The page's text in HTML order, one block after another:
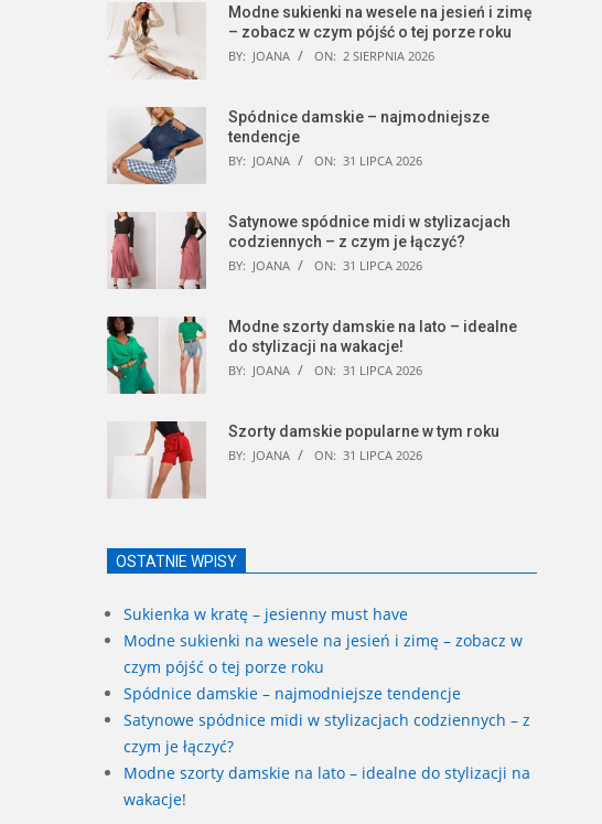
Modne sukienki na wesele na jesień i zimę
– zobacz w czym pójść o tej porze roku
BY: JOANA ON: 2 SIERPNIA 2026
Spódnice damskie – najmodniejsze
tendencje
BY: JOANA ON: 31 LIPCA 2026
Satynowe spódnice midi w stylizacjach
codziennych – z czym je łączyć?
BY: JOANA ON: 31 LIPCA 2026
Modne szorty damskie na lato – idealne
do stylizacji na wakacje!
BY: JOANA ON: 31 LIPCA 2026
Szorty damskie popularne w tym roku
BY: JOANA ON: 31 LIPCA 2026
OSTATNIE WPISY
Sukienka w kratę – jesienny must have
Modne sukienki na wesele na jesień i zimę – zobacz w
czym pójść o tej porze roku
Spódnice damskie – najmodniejsze tendencje
Satynowe spódnice midi w stylizacjach codziennych – z
czym je łączyć?
Modne szorty damskie na lato – idealne do stylizacji na
wakacje!